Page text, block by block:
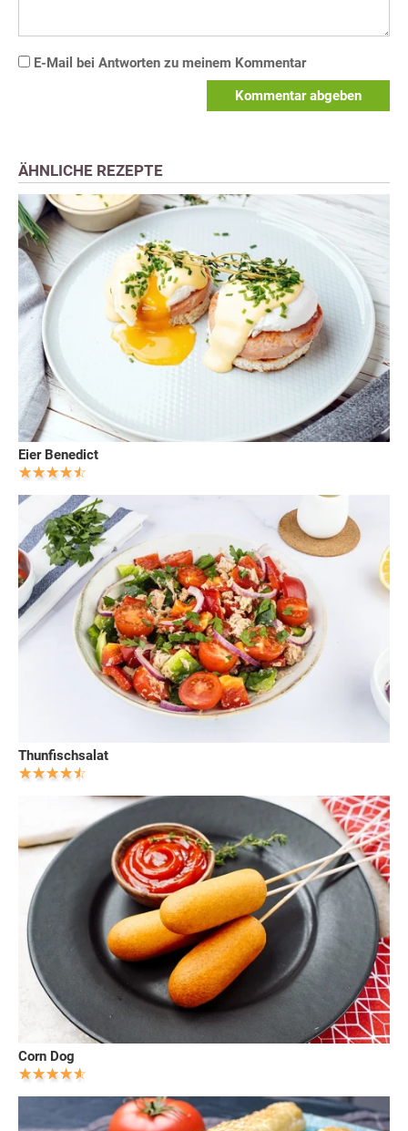
E-Mail bei Antworten zu meinem Kommentar
Kommentar abgeben
ÄHNLICHE REZEPTE
Eier Benedict
Thunfischsalat
Corn Dog